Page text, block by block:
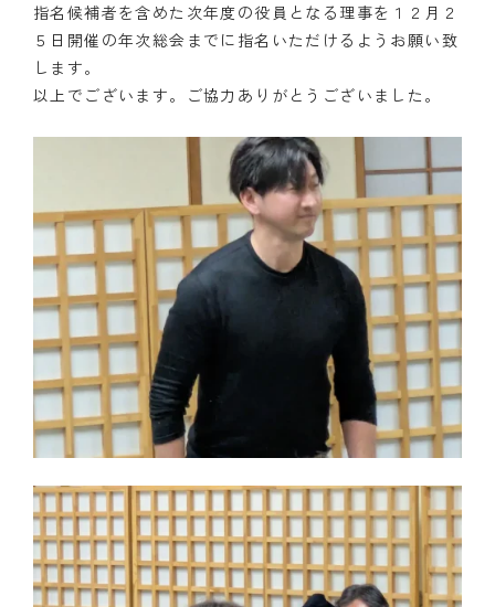
指名候補者を含めた次年度の役員となる理事を１２月２
５日開催の年次総会までに指名いただけるようお願い致
します。
以上でございます。ご協力ありがとうございました。